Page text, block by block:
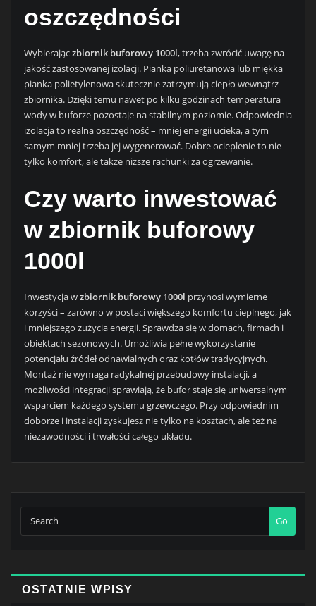
oszczędności
Wybierajączbiornik buforowy 1000l, trzeba zwrócić uwagę na
jakość zastosowanej izolacji. Pianka poliuretanowa lub miękka
pianka polietylenowa skutecznie zatrzymują ciepło wewnątrz
zbiornika. Dzięki temu nawet po kilku godzinach temperatura
wody w buforze pozostaje na stabilnym poziomie. Odpowiednia
izolacja to realna oszczędność – mniej energii ucieka, a tym
samym mniej trzeba jej wygenerować. Dobre ocieplenie to nie
tylko komfort, ale także niższe rachunki za ogrzewanie.
Czy warto inwestować
w zbiornik buforowy
1000l
Inwestycja wzbiornik buforowy 1000l przynosi wymierne
korzyści – zarówno w postaci większego komfortu cieplnego, jak
i mniejszego zużycia energii. Sprawdza się w domach, firmach i
obiektach sezonowych. Umożliwia pełne wykorzystanie
potencjału źródeł odnawialnych oraz kotłów tradycyjnych.
Montaż nie wymaga radykalnej przebudowy instalacji, a
możliwości integracji sprawiają, że bufor staje się uniwersalnym
wsparciem każdego systemu grzewczego. Przy odpowiednim
doborze i instalacji zyskujesz nie tylko na kosztach, ale też na
niezawodności i trwałości całego układu.
Go
OSTATNIE WPISY